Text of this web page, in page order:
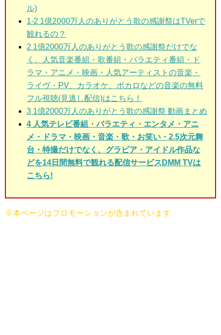
ル)
1-2 1億2000万人のありがとう歌の感謝祭はTVerで
観れるの？
2 1億2000万人のありがとう歌の感謝祭だけでな
く、
人気音楽番組・歌番組・バラエティ番組・ド
ラマ・アニメ・映画・人気アーティストの音楽・
ライヴ・PV、カラオケ、ボカロなどの音楽の無料
フル視聴(見逃し配信)はこちら！
3 1億2000万人のありがとう歌の感謝祭 動画まとめ
4 人気テレビ番組・バラエティ・エンタメ・アニ
メ・ドラマ・映画・音楽・歌・お笑い・2.5次元舞
台・特撮だけでなく、グラビア・アイドル作品な
どを14日間無料で観れる配信サービスDMM TVは
こちら!
※本ページはプロモーションが含まれています